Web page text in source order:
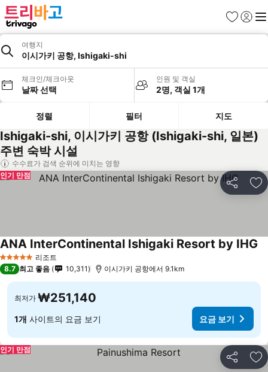
즐겨찾기
로그인
메
여행지
이시가키 공항, Ishigaki-shi
체크인/체크아웃
날짜 선택
인원 및 객실
2명, 객실 1개
정렬 필터 지도
Ishigaki-shi, 이시가키 공항 (Ishigaki-shi, 일본)
주변 숙박 시설
수수료가 검색 순위에 미치는 영향
공유 즐
인기 만점
5 성급 리조트
ANA InterContinental Ishigaki Resort by IHG
8.7 최고 좋음 10,311 이시가키 공항에서 9.1km
최저가 ₩251,140
1개 사이트의 요금 보기 요금 보기
공유 즐
인기 만점